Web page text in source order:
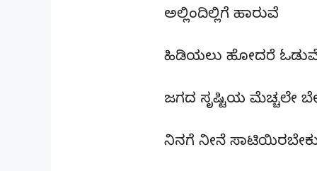
ಅಲ್ಲಿಂದಿಲ್ಲಿಗೆ ಹಾರುವೆ
ಹಿಡಿಯಲು ಹೋದರೆ
ಜಗದ ಸೃಷ್ಟಿಯ ಮೆಚ್ಚಲೇ
ನಿನಗೆ ನೀನೆ